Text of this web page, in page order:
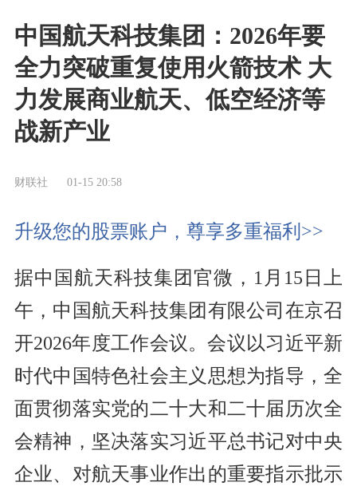
中国航天科技集团：2026年要
全力突破重复使用火箭技术 大
力发展商业航天、低空经济等
战新产业
财联社 01-15 20:58
升级您的股票账户，尊享多重福利>>
据中国航天科技集团官微，1月15日上
午，中国航天科技集团有限公司在京召
开2026年度工作会议。会议以习近平新
时代中国特色社会主义思想为指导，全
面贯彻落实党的二十大和二十届历次全
会精神，坚决落实习近平总书记对中央
企业、对航天事业作出的重要指示批示